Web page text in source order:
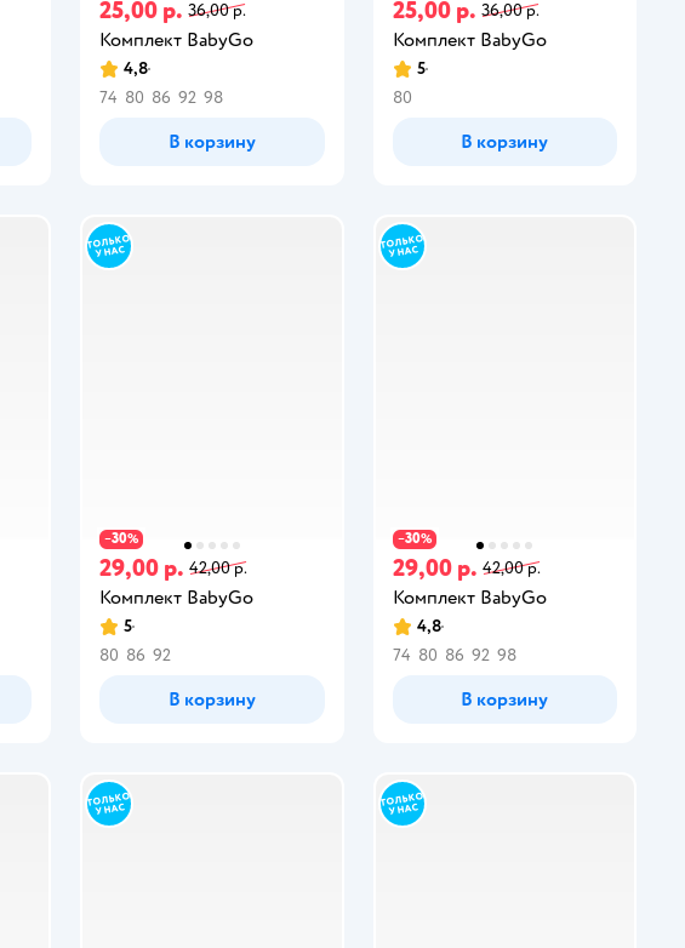
25,00 р. 36,00 р.
Комплект BabyGo
4,8
74 80 86 92 98
В корзину
25,00 р. 36,00 р.
Комплект BabyGo
5
80
В корзину
−30%
29,00 р. 42,00 р.
Комплект BabyGo
5
80 86 92
В корзину
−30%
29,00 р. 42,00 р.
Комплект BabyGo
4,8
74 80 86 92 98
В корзину